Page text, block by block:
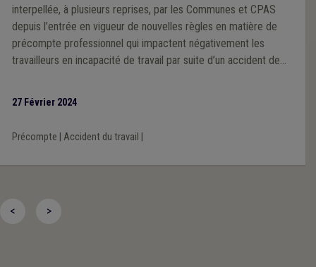
interpellée, à plusieurs reprises, par les Communes et CPAS
depuis l’entrée en vigueur de nouvelles règles en matière de
précompte professionnel qui impactent négativement les
travailleurs en incapacité de travail par suite d’un accident de
27 Février 2024
Précompte Accident du travail
< >